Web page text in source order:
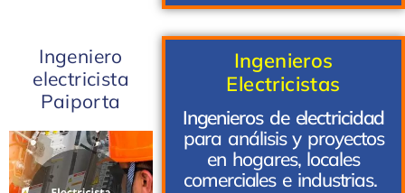
Ingeniero
electricista
Paiporta
Ingenieros
Electricistas
Ingenieros de electricidad
para análisis y proyectos
en hogares, locales
comerciales e industrias.